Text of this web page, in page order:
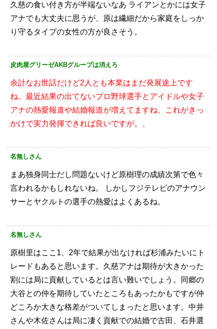
久慈の食い付き方が半端ないなあ ライアンとかには女子
アナでも大丈夫に思うが、原は繊細だから家庭をしっか
り守るタイプの女性の方が良さそう。
皮肉屋グリーゼAKBグループは消えろ
余計なお世話だけど2人とも本業はまだ発展途上です
ね。最近結果の出てないプロ野球選手とアイドルや女子
アナの熱愛報道や結婚報道が増えてますね。これがきっ
かけで実力発揮できれば良いですが。、
名無しさん
まあ独身同士だし問題ないけど原樹理の成績次第で色々
言われるかもしれないね。
しかしフジテレビのアナウン
サーとヤクルトの選手の熱愛はよくあるね。
名無しさん
原樹里はここ1、2年で結果が出なければ杉浦みたいにト
レードもあると思います。久慈アナは期待が大きかった
割には局に貢献しているとは言い難いでしょう。同郷の
大谷との仲を期待していたところもあったかもですが仲
どころか大きな格差がついてしまったと思います。中井
さんや木佐さんは局に凄く貢献での結婚で古田、石井選